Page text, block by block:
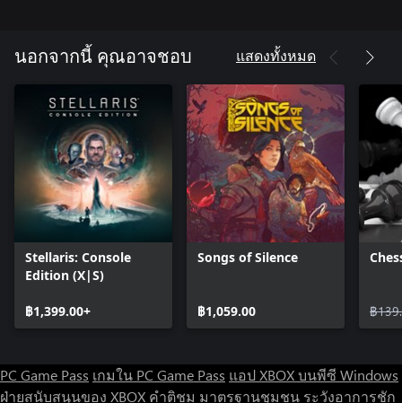
นอกจากนี้ คุณอาจชอบ แสดงทั้งหมด
Stellaris: Console
Edition (X|S)
฿1,399.00+
Songs of Silence
฿1,059.00 ฿
PC Game Pass เกมใน PC Game Pass แอป XBOX บนพีซี Windows
ฝ่ายสนับสนุนของ XBOX คำติชม มาตรฐานชุมชน ระวังอาการชัก